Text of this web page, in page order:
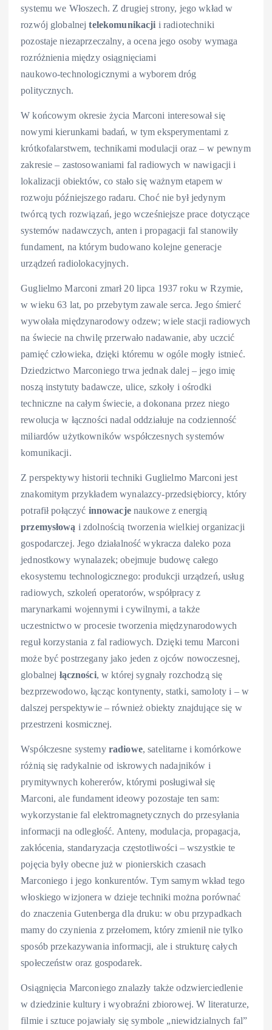
systemu we Włoszech. Z drugiej strony, jego wkład w
rozwój globalnejtelekomunikacji i radiotechniki
pozostaje niezaprzeczalny, a ocena jego osoby wymaga
rozróżnienia między osiągnięciami
naukowo‑technologicznymi a wyborem dróg
politycznych.
W końcowym okresie życia Marconi interesował się
nowymi kierunkami badań, w tym eksperymentami z
krótkofalarstwem, technikami modulacji oraz – w pewnym
zakresie – zastosowaniami fal radiowych w nawigacji i
lokalizacji obiektów, co stało się ważnym etapem w
rozwoju późniejszego radaru. Choć nie był jedynym
twórcą tych rozwiązań, jego wcześniejsze prace dotyczące
systemów nadawczych, anten i propagacji fal stanowiły
fundament, na którym budowano kolejne generacje
urządzeń radiolokacyjnych.
Guglielmo Marconi zmarł 20 lipca 1937 roku w Rzymie,
w wieku 63 lat, po przebytym zawale serca. Jego śmierć
wywołała międzynarodowy odzew; wiele stacji radiowych
na świecie na chwilę przerwało nadawanie, aby uczcić
pamięć człowieka, dzięki któremu w ogóle mogły istnieć.
Dziedzictwo Marconiego trwa jednak dalej – jego imię
noszą instytuty badawcze, ulice, szkoły i ośrodki
techniczne na całym świecie, a dokonana przez niego
rewolucja w łączności nadal oddziałuje na codzienność
miliardów użytkowników współczesnych systemów
komunikacji.
Z perspektywy historii techniki Guglielmo Marconi jest
znakomitym przykładem wynalazcy‑przedsiębiorcy, który
potrafił połączyć innowacjenaukowe z energią
przemysłową i zdolnością tworzenia wielkiej organizacji
gospodarczej. Jego działalność wykracza daleko poza
jednostkowy wynalazek; obejmuje budowę całego
ekosystemu technologicznego: produkcji urządzeń, usług
radiowych, szkoleń operatorów, współpracy z
marynarkami wojennymi i cywilnymi, a także
uczestnictwo w procesie tworzenia międzynarodowych
reguł korzystania z fal radiowych. Dzięki temu Marconi
może być postrzegany jako jeden z ojców nowoczesnej,
globalnej łączności, w której sygnały rozchodzą się
bezprzewodowo, łącząc kontynenty, statki, samoloty i – w
dalszej perspektywie – również obiekty znajdujące się w
przestrzeni kosmicznej.
Współczesne systemy radiowe, satelitarne i komórkowe
różnią się radykalnie od iskrowych nadajników i
prymitywnych kohererów, którymi posługiwał się
Marconi, ale fundament ideowy pozostaje ten sam:
wykorzystanie fal elektromagnetycznych do przesyłania
informacji na odległość. Anteny, modulacja, propagacja,
zakłócenia, standaryzacja częstotliwości – wszystkie te
pojęcia były obecne już w pionierskich czasach
Marconiego i jego konkurentów. Tym samym wkład tego
włoskiego wizjonera w dzieje techniki można porównać
do znaczenia Gutenberga dla druku: w obu przypadkach
mamy do czynienia z przełomem, który zmienił nie tylko
sposób przekazywania informacji, ale i strukturę całych
społeczeństw oraz gospodarek.
Osiągnięcia Marconiego znalazły także odzwierciedlenie
w dziedzinie kultury i wyobraźni zbiorowej. W literaturze,
filmie i sztuce pojawiały się symbole „niewidzialnych fal”